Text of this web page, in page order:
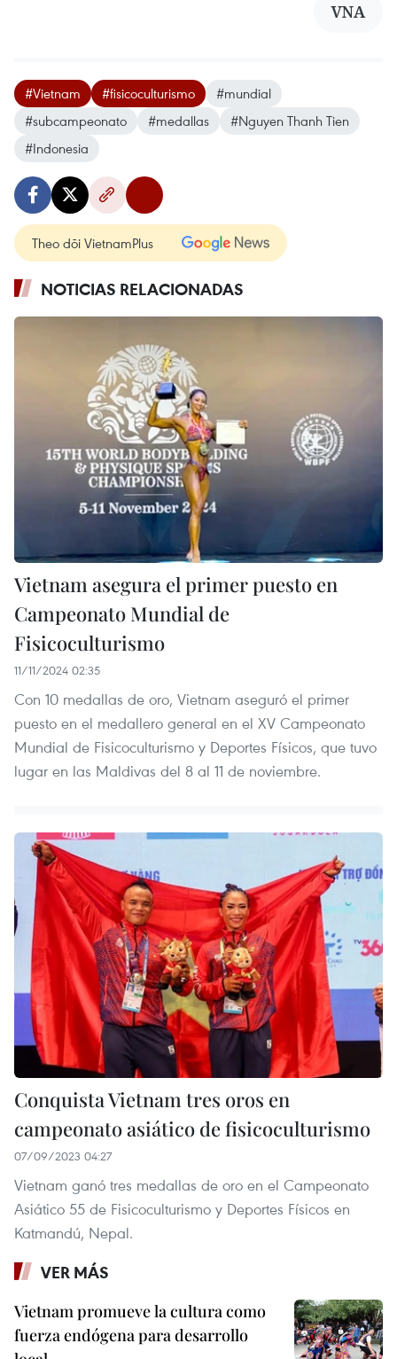
VNA
#Vietnam #fisicoculturismo
#mundial
#subcampeonato
#medallas
#Nguyen Thanh Tien
#Indonesia
Theo dõi VietnamPlus
NOTICIAS RELACIONADAS
Vietnam asegura el primer puesto en
Campeonato Mundial de
Fisicoculturismo
11/11/2024 02:35
Con 10 medallas de oro, Vietnam aseguró el primer
puesto en el medallero general en el XV Campeonato
Mundial de Fisicoculturismo y Deportes Físicos, que tuvo
lugar en las Maldivas del 8 al 11 de noviembre.
Conquista Vietnam tres oros en
campeonato asiático de fisicoculturismo
07/09/2023 04:27
Vietnam ganó tres medallas de oro en el Campeonato
Asiático 55 de Fisicoculturismo y Deportes Físicos en
Katmandú, Nepal.
VER MÁS
Vietnam promueve la cultura como
fuerza endógena para desarrollo